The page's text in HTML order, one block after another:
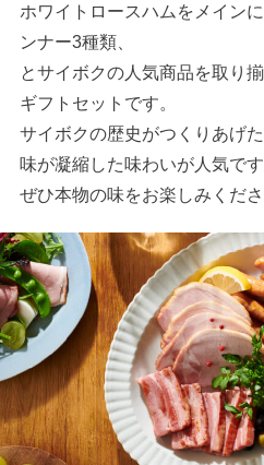
ホワイトロースハムをメイン
ンナー3種類、
とサイボクの人気商品を取り
ギフトセットです。
サイボクの歴史がつくりあげ
味が凝縮した味わいが人気です
ぜひ本物の味をお楽しみくださ